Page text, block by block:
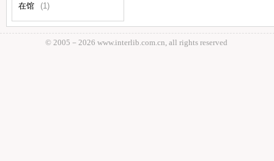
在馆
(1)
© 2005－ 2026 www.interlib.com.cn, all rights reserved